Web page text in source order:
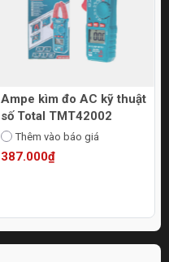
Ampe kìm đo AC kỹ thuật
số Total TMT42002
Thêm vào báo giá
387.000₫